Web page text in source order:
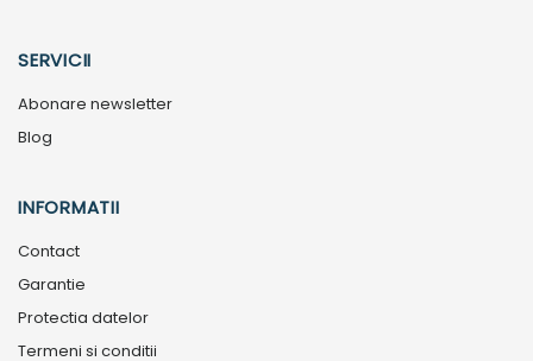
SERVICII
Abonare newsletter
Blog
INFORMATII
Contact
Garantie
Protectia datelor
Termeni si conditii